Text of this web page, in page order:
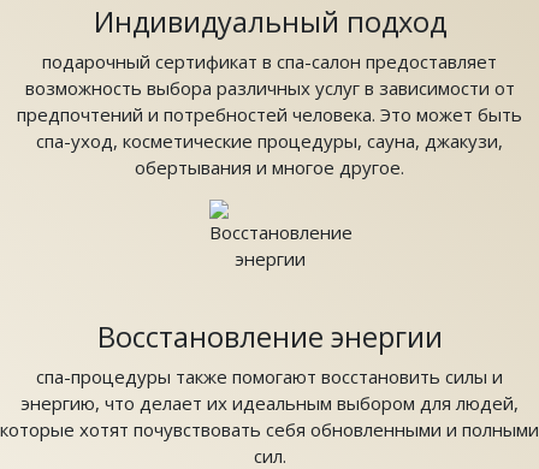
Индивидуальный подход
подарочный сертификат в спа-салон предоставляет
возможность выбора различных услуг в зависимости от
предпочтений и потребностей человека. Это может быть
спа-уход, косметические процедуры, сауна, джакузи,
обертывания и многое другое.
Восстановление энергии
спа-процедуры также помогают восстановить силы и
энергию, что делает их идеальным выбором для людей,
которые хотят почувствовать себя обновленными и полными
сил.